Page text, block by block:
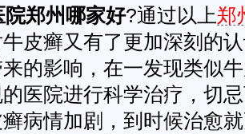
郑州哪家好?通过以上郑
皮癣又有了更加深刻的
的影响，在一发现类似
医院进行科学治疗，切
病情加剧，到时候治愈